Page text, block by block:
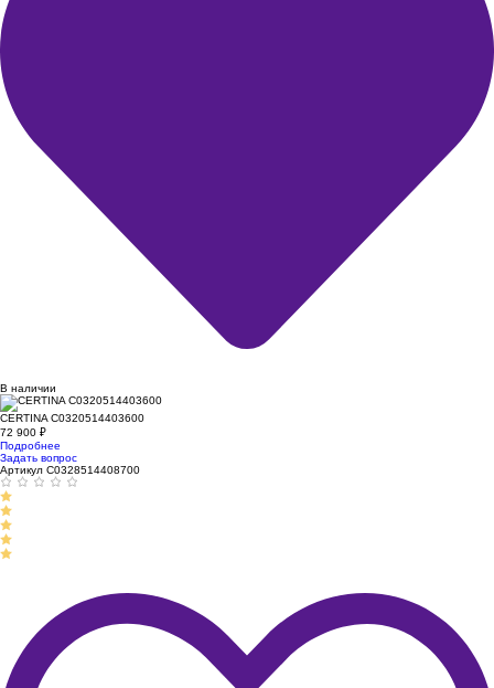
В наличии
CERTINA C0320514403600
72 900 ₽
Подробнее
Задать вопрос
Артикул C0328514408700